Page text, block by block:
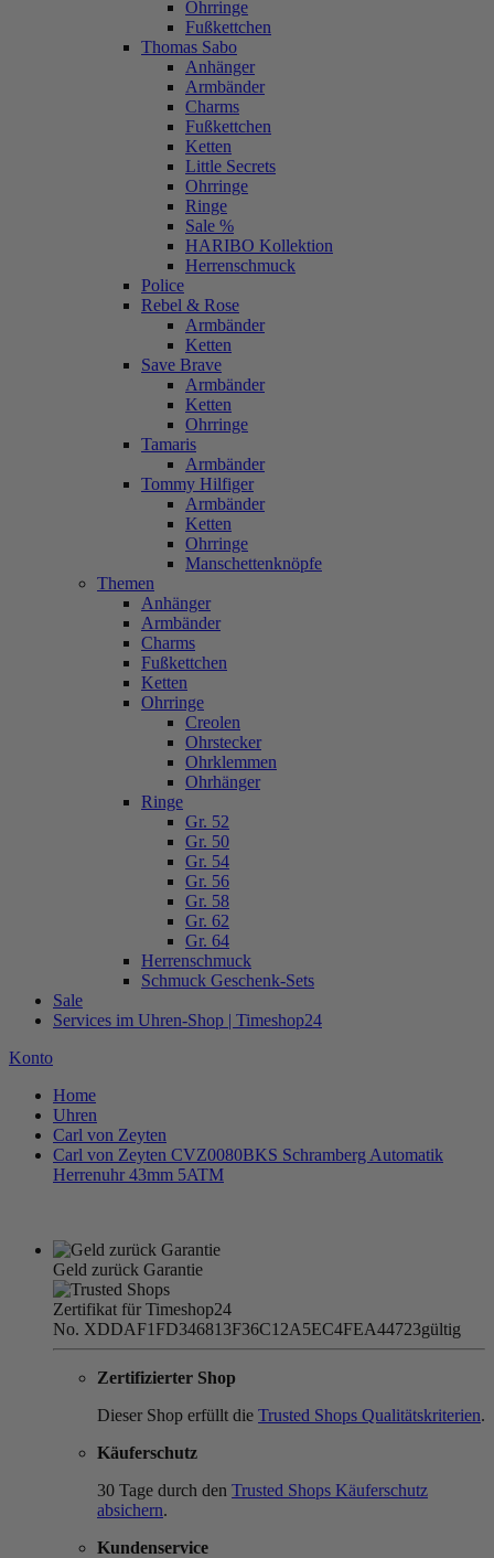
Ohrringe
Fußkettchen
Thomas Sabo
Anhänger
Armbänder
Charms
Fußkettchen
Ketten
Little Secrets
Ohrringe
Ringe
Sale %
HARIBO Kollektion
Herrenschmuck
Police
Rebel & Rose
Armbänder
Ketten
Save Brave
Armbänder
Ketten
Ohrringe
Tamaris
Armbänder
Tommy Hilfiger
Armbänder
Ketten
Ohrringe
Manschettenknöpfe
Themen
Anhänger
Armbänder
Charms
Fußkettchen
Ketten
Ohrringe
Creolen
Ohrstecker
Ohrklemmen
Ohrhänger
Ringe
Gr. 52
Gr. 50
Gr. 54
Gr. 56
Gr. 58
Gr. 62
Gr. 64
Herrenschmuck
Schmuck Geschenk-Sets
Sale
Services im Uhren-Shop | Timeshop24
Konto
Home
Uhren
Carl von Zeyten
Carl von Zeyten CVZ0080BKS Schramberg Automatik
Herrenuhr 43mm 5ATM
Geld zurück Garantie
Zertifikat für Timeshop24
No. XDDAF1FD346813F36C12A5EC4FEA44723gültig
Zertifizierter Shop
Dieser Shop erfüllt die Trusted Shops Qualitätskriterien.
Käuferschutz
30 Tage durch den Trusted Shops Käuferschutz
absichern.
Kundenservice